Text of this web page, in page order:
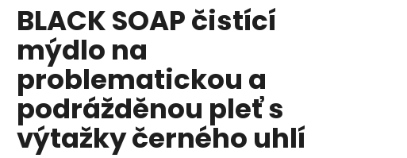
produktu
je
5
hvězdiček.
BLACK SOAP čistící
mýdlo na
problematickou a
podrážděnou pleť s
výtažky černého uhlí